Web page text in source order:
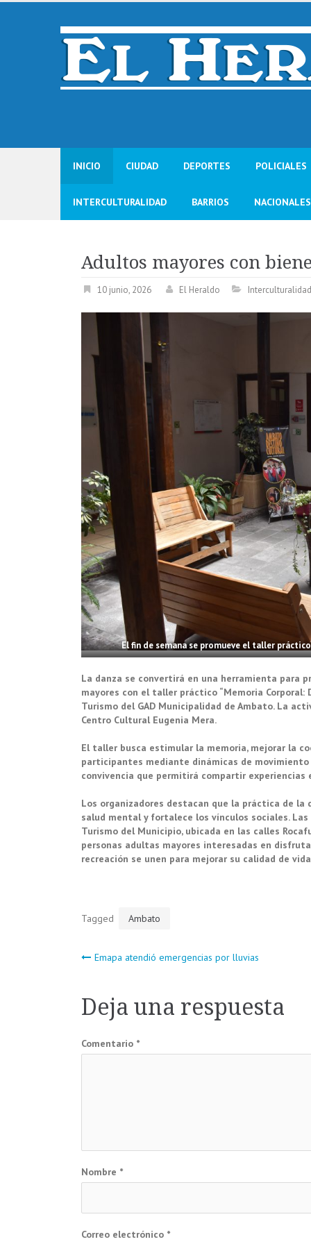
Skip
INICIO CIUDAD DEPORTES POLICIALES
INTERCULTURALIDAD BARRIOS NACIONALES
Adultos mayores con
10 junio, 2026 El Heraldo Interculturalidad
El fin de semana se promueve el taller
La danza se convertirá en una herramienta para
mayores con el taller práctico “Memoria Corporal:
Turismo del GAD Municipalidad de Ambato. La
Centro Cultural Eugenia Mera.
El taller busca estimular la memoria, mejorar la
participantes mediante dinámicas de movimiento
convivencia que permitirá compartir experiencias
Los organizadores destacan que la práctica de
salud mental y fortalece los vínculos sociales.
Turismo del Municipio, ubicada en las calles
personas adultas mayores interesadas en
recreación se unen para mejorar su calidad de
Tagged Ambato
Navegación
de
entradas
Emapa atendió emergencias por lluvias
Deja una respuesta
Comentario *
Nombre *
Correo electrónico *